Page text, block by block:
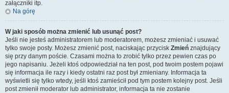
załączniki itp.
Na górę
W jaki sposób można zmienić lub usunąć post?
Jeśli nie jesteś administratorem lub moderatorem, możesz zmieniać i usuwać
tylko swoje posty. Możesz zmienić post, naciskając przycisk Zmień znajdujący
się przy danym poście. Czasami można to zrobić tylko przez pewien czas po
jego napisaniu. Jeżeli ktoś odpowiedział na ten post, pod twoim postem pojawi
się informacja ile razy i kiedy ostatni raz post był zmieniany. Informacja ta
wyświetli się tylko wtedy, jeśli ktoś zamieścił pod tym postem kolejny post. Jeśli
post zmienił moderator lub administrator, informacja ta nie zostanie